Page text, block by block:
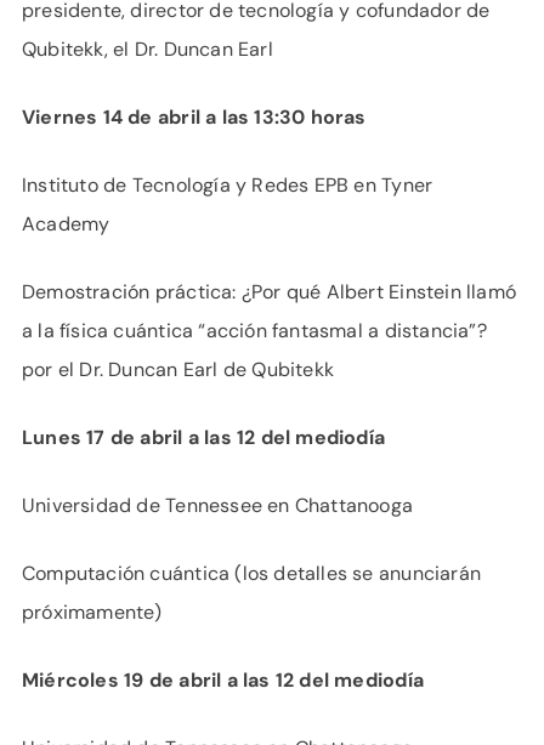
presidente, director de tecnología y cofundador de
Qubitekk, el Dr. Duncan Earl
Viernes 14 de abril a las 13:30 horas
Instituto de Tecnología y Redes EPB en Tyner
Academy
Demostración práctica: ¿Por qué Albert Einstein llamó
a la física cuántica “acción fantasmal a distancia”?
por el Dr. Duncan Earl de Qubitekk
Lunes 17 de abril a las 12 del mediodía
Universidad de Tennessee en Chattanooga
Computación cuántica (los detalles se anunciarán
próximamente)
Miércoles 19 de abril a las 12 del mediodía